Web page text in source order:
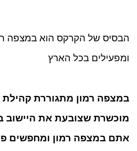
לאפס את
cached
הבסיס של הקרקס הוא במצפה
ומפעילים בכל הארץ
במצפה רמון מתגוררת
מוכשרת שצובעת את היישוב
אתם במצפה רמון ומחפשים